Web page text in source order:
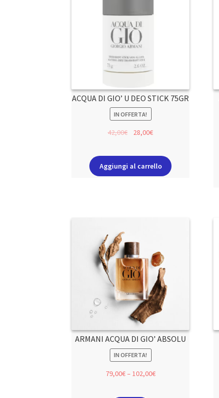
ACQUA DI GIO’ U DEO STICK 75GR
IN OFFERTA!
42,00€ 28,00€
Aggiungi al carrello
ARMANI ACQUA DI GIO’ ABSOLU
IN OFFERTA!
79,00€– 102,00€